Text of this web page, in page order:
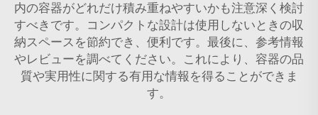
内の容器がどれだけ積み重ねやすいかも注意深く検討
すべきです。コンパクトな設計は使用しないときの収
納スペースを節約でき、便利です。最後に、参考情報
やレビューを調べてください。これにより、容器の品
質や実用性に関する有用な情報を得ることができま
す。